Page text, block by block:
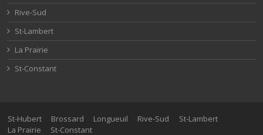
Rive-Sud
St-Lambert
La Prairie
St-Constant
St-Hubert Brossard Longueuil Rive-Sud
St-Lambert
La Prairie
St-Constant